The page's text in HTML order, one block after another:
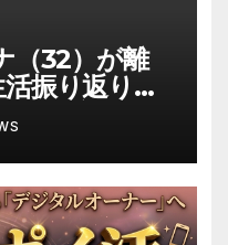
（32）が離
振り返り
は宝物」